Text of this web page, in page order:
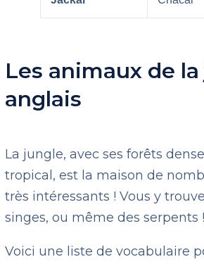
Les animaux de
anglais
La jungle, avec ses forêts
tropical, est la maison de
très intéressants ! Vous y
singes, ou même des serpents !
Voici une liste de vocabulaire